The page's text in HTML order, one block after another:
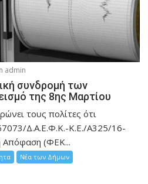
admin
συνδρομή των
της 8ης Μαρτίου
τους πολίτες ότι
57073/Δ.Α.Ε.Φ.Κ.-Κ.Ε./Α325/16-
Απόφαση (ΦΕΚ...
Νέα των Δήμων